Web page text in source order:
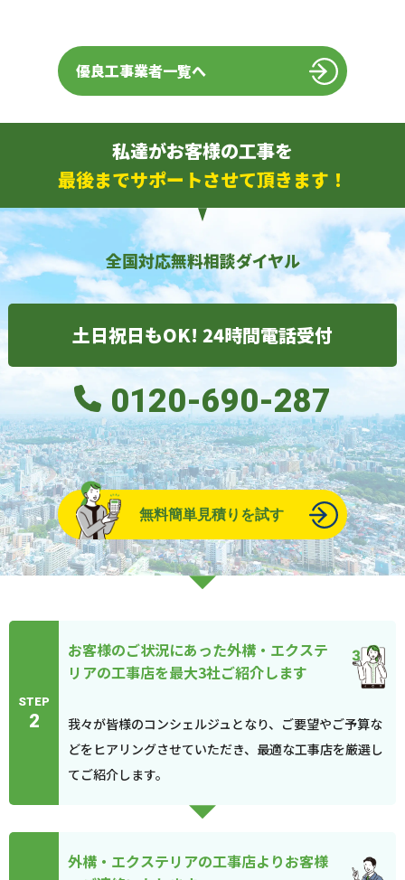
優良工事業者一覧へ
私達がお客様の工事を
最後までサポートさせて頂きます！
全国対応無料相談ダイヤル
土日祝日もOK! 24時間電話受付
0120-690-287
無料簡単見積りを試す
STEP
2
お客様のご状況にあった外構・エクステ
リアの工事店を最大3社ご紹介します
我々が皆様のコンシェルジュとなり、ご要望やご予算な
どをヒアリングさせていただき、最適な工事店を厳選し
てご紹介します。
外構・エクステリアの工事店よりお客様